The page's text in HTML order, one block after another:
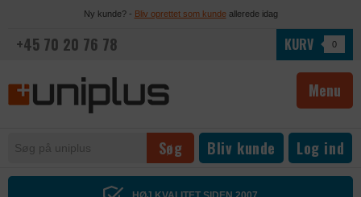
Ny kunde? - Bliv oprettet som kundeallerede idag
+45 70 20 76 78 KURV 0
Menu
Bliv kunde Log ind